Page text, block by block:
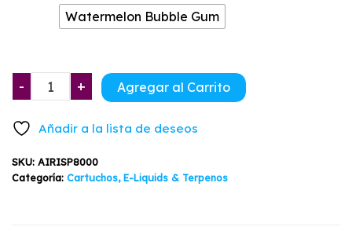
Watermelon Bubble Gum
-
Airis
Neo
Sabores
Airistech
cantidad
+ Agregar al Carrito
Añadir a la lista de deseos
SKU: AIRISP8000
Categoría: Cartuchos, E-Liquids & Terpenos